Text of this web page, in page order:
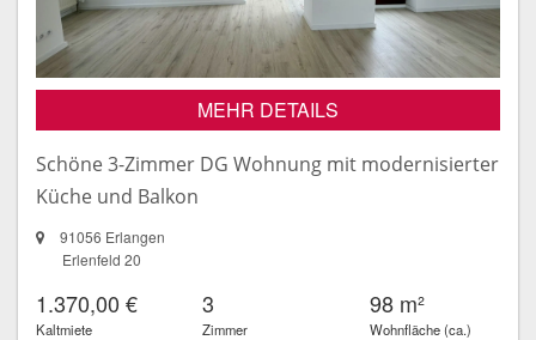
MEHR DETAILS
Schöne 3-Zimmer DG Wohnung mit modernisierter
Küche und Balkon
91056 Erlangen
Erlenfeld 20
1.370,00 €
Kaltmiete
3
Zimmer
98 m²
Wohnfläche (ca.)